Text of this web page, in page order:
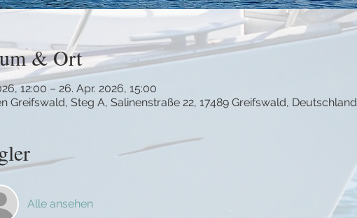
& Ort
12:00 – 26. Apr. 2026, 15:00
Greifswald, Steg A, Salinenstraße 22, 17489 Greifswald, Deutschland
Alle ansehen